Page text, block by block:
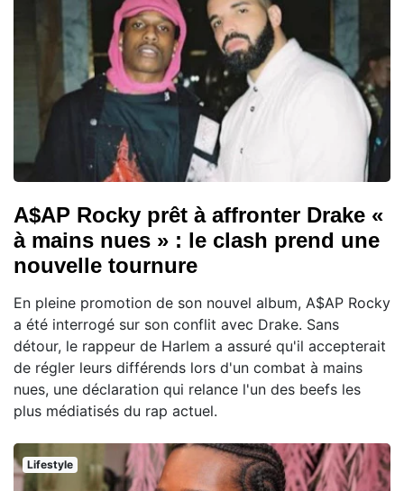
A$AP Rocky prêt à affronter Drake «
à mains nues » : le clash prend une
nouvelle tournure
En pleine promotion de son nouvel album, A$AP Rocky
a été interrogé sur son conflit avec Drake. Sans
détour, le rappeur de Harlem a assuré qu'il accepterait
de régler leurs différends lors d'un combat à mains
nues, une déclaration qui relance l'un des beefs les
plus médiatisés du rap actuel.
Lifestyle